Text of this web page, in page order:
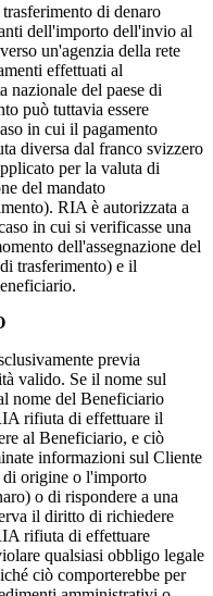
di denaro
dell'importo dell'invio al
un'agenzia della rete
effettuati al
nazionale del paese di
può tuttavia essere
in cui il pagamento
diversa dal franco svizzero
per la valuta di
del mandato
RIA è autorizzata a
in cui si verificasse una
dell'assegnazione del
trasferimento) e il
previa
valido. Se il nome sul
nome del Beneficiario
rifiuta di effettuare il
al Beneficiario, e ciò
informazioni sul Cliente
di origine o l'importo
o di rispondere a una
il diritto di richiedere
rifiuta di effettuare
qualsiasi obbligo legale
ciò comporterebbe per